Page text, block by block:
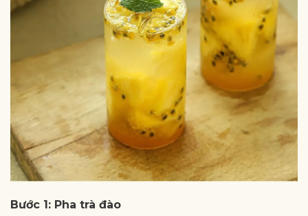
Bước 1: Pha trà đào